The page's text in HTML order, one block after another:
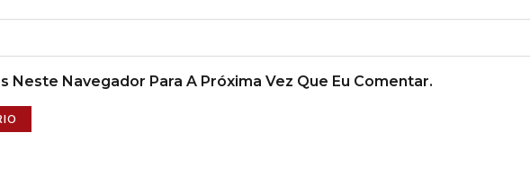
Neste Navegador Para A Próxima Vez Que Eu Comentar.